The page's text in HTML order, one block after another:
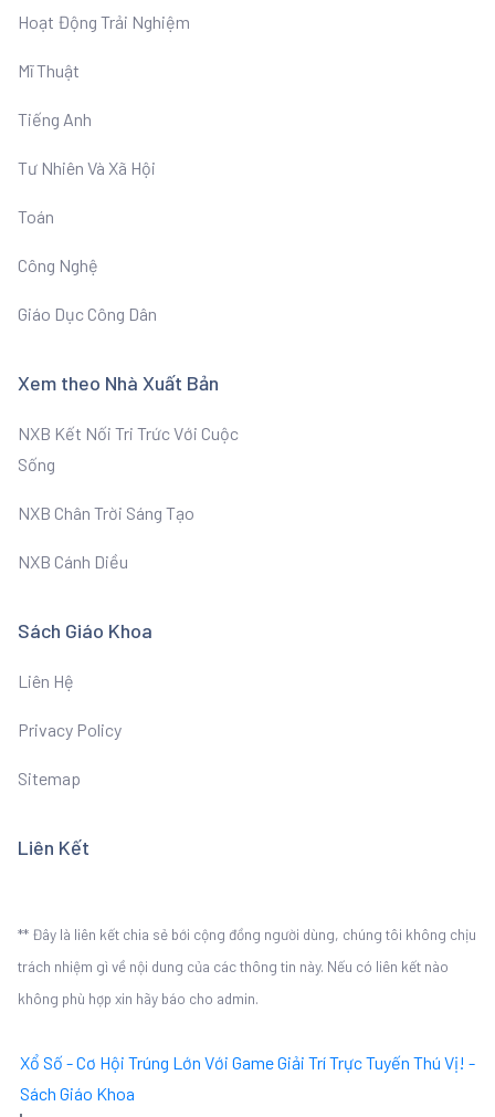
Hoạt Động Trải Nghiệm
Mĩ Thuật
Tiếng Anh
Tư Nhiên Và Xã Hội
Toán
Công Nghệ
Giáo Dục Công Dân
Xem theo Nhà Xuất Bản
NXB Kết Nối Tri Trức Với Cuộc
Sống
NXB Chân Trời Sáng Tạo
NXB Cánh Diều
Sách Giáo Khoa
Liên Hệ
Privacy Policy
Sitemap
Liên Kết
** Đây là liên kết chia sẻ bới cộng đồng người dùng, chúng tôi không chịu
trách nhiệm gì về nội dung của các thông tin này. Nếu có liên kết nào
không phù hợp xin hãy báo cho admin.
Xổ Số - Cơ Hội Trúng Lớn Với Game Giải Trí Trực Tuyến Thú Vị! -
Sách Giáo Khoa